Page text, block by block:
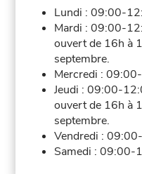
Lundi :09:00-
Mardi :09:00-
ouvert de 16h à
septembre.
Mercredi :
Jeudi :09:00-
ouvert de 16h à
septembre.
Vendredi :
Samedi :09:00-